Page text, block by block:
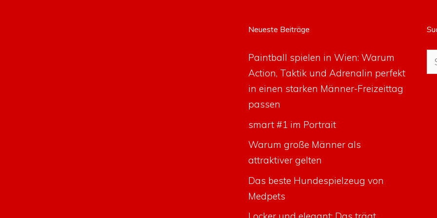
Neueste Beiträge
Paintball spielen in Wien: Warum
Action, Taktik und Adrenalin perfekt
in einen starken Männer-Freizeittag
passen
smart #1 im Portrait
Warum große Männer als
attraktiver gelten
Das beste Hundespielzeug von
Medpets